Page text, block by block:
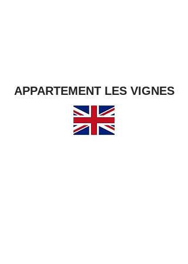
APPARTEMENT LES VIGNES